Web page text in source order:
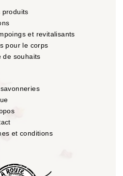
produits
et revitalisants
pour le corps
de souhaits
et conditions